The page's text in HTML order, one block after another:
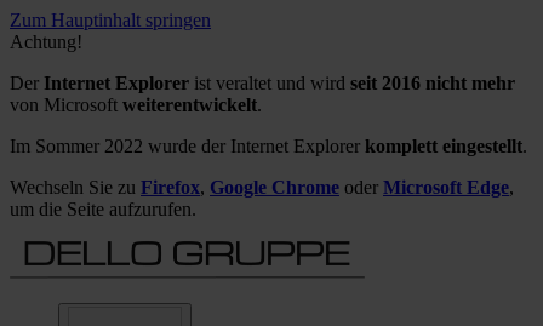
Zum Hauptinhalt springen
Achtung!
Der Internet Explorer ist veraltet und wird seit 2016 nicht mehr
von Microsoft weiterentwickelt.
Im Sommer 2022 wurde der Internet Explorer komplett eingestellt.
Wechseln Sie zu Firefox, Google Chrome oder Microsoft Edge,
um die Seite aufzurufen.